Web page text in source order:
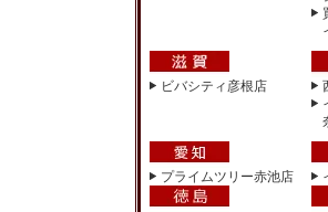
ビバシティ彦根店
プライムツリー赤池店